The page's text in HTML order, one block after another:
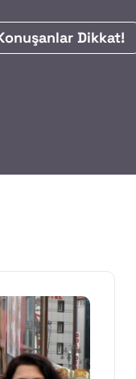
Dikkat!